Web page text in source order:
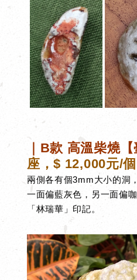
｜B款 高溫柴燒【
座，$ 12,000元/個
兩側各有個3mm大小的洞
一面偏藍灰色，另一面偏
「林瑞華」印記。